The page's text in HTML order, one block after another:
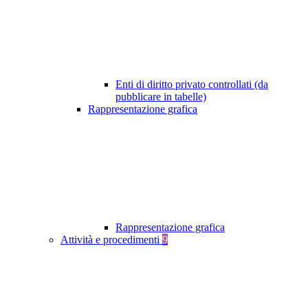
Enti di diritto privato controllati (da
pubblicare in tabelle)
Rappresentazione grafica
Rappresentazione grafica
Attività e procedimenti 9